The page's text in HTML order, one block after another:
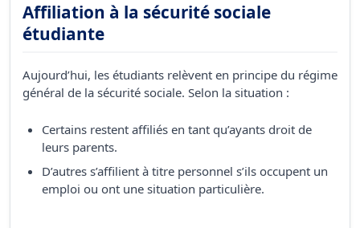
Affiliation à la sécurité sociale
étudiante
Aujourd’hui, les étudiants relèvent en principe du régime
général de la sécurité sociale. Selon la situation :
Certains restent affiliés en tant qu’ayants droit de
leurs parents.
D’autres s’affilient à titre personnel s’ils occupent un
emploi ou ont une situation particulière.